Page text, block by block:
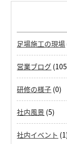
足場施工の現場
営業ブログ
研修の様子 (0)
社内風景 (5)
社内イベント